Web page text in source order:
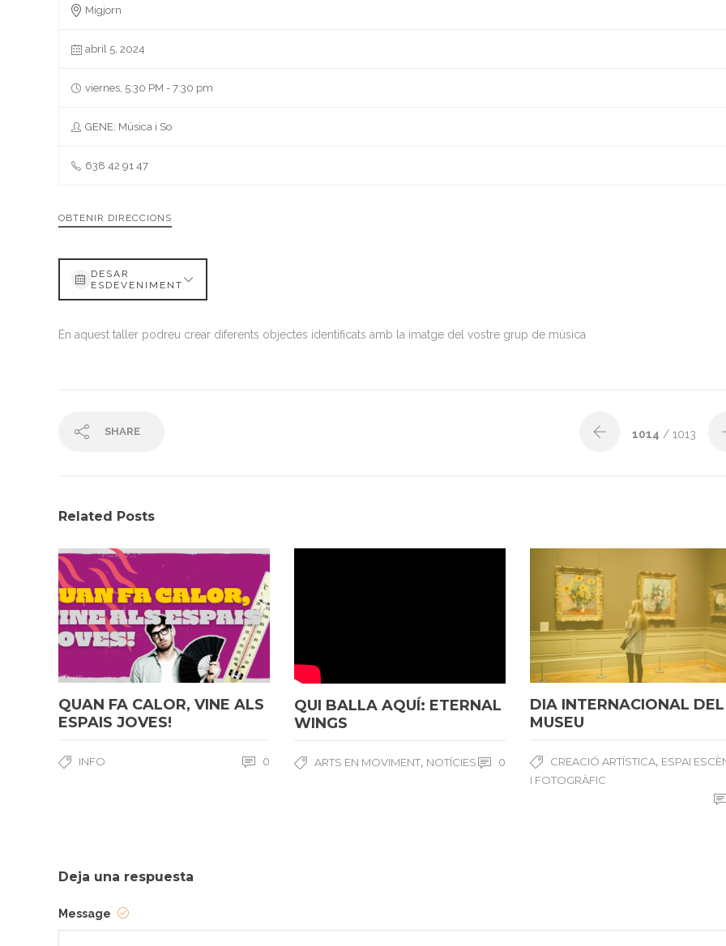
Migjorn
abril 5, 2024
viernes, 5:30 PM - 7:30 pm
GENE: Música i So
638 42 91 47
OBTENIR DIRECCIONS
DESAR
ESDEVENIMENT
En aquest taller podreu crear diferents objectes identificats amb la imatge del vostre grup de música
SHARE 1014 / 1013
Related Posts
QUAN FA CALOR, VINE ALS
ESPAIS JOVES!
INFO 0
QUI BALLA AQUÍ: ETERNAL
WINGS
ARTS EN MOVIMENT, NOTÍCIES 0
DIA INTERNACIONAL DEL
MUSEU
CREACIÓ ARTÍSTICA, ESPAI
I FOTOGRÀFIC
Deja una respuesta
Message